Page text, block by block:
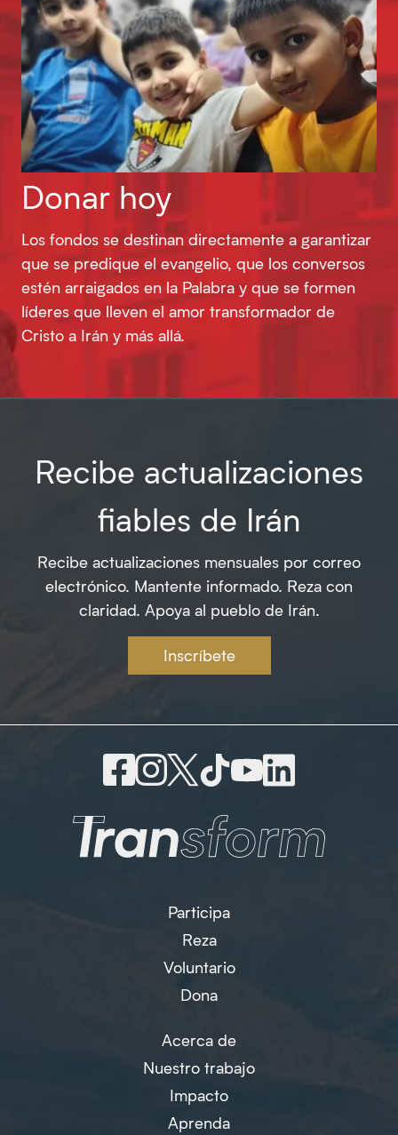
Donar hoy
Los fondos se destinan directamente a garantizar
que se predique el evangelio, que los conversos
estén arraigados en la Palabra y que se formen
líderes que lleven el amor transformador de
Cristo a Irán y más allá.
Recibe actualizaciones
fiables de Irán
Recibe actualizaciones mensuales por correo
electrónico. Mantente informado. Reza con
claridad. Apoya al pueblo de Irán.
Inscríbete
Participa
Reza
Voluntario
Dona
Acerca de
Nuestro trabajo
Impacto
Aprenda